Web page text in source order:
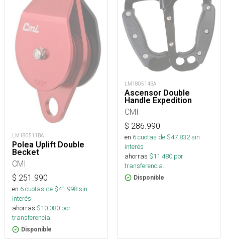
LM180511BA
Polea Uplift Double
Becket
CMI
$ 251.990
en 6cuotas de $41.998sin
interés
ahorras $10.080 por
transferencia.
Disponible
LM180514BA
Ascensor Double
Handle Expedition
CMI
$ 286.990
en 6cuotas de $47.832sin
interés
ahorras $11.480 por
transferencia.
Disponible